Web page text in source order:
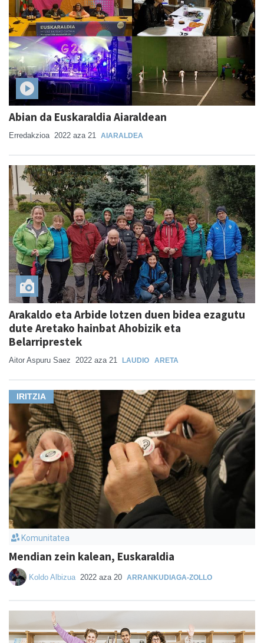
Abian da Euskaraldia Aiaraldean
Erredakzioa 2022 aza 21 AIARALDEA
Arakaldo eta Arbide lotzen duen bidea ezagutu
dute Aretako hainbat Ahobizik eta
Belarriprestek
Aitor Aspuru Saez 2022 aza 21 LAUDIO ARETA
IRITZIA
Komunitatea
Mendian zein kalean, Euskaraldia
Koldo Albizua 2022 aza 20 ARRANKUDIAGA-ZOLLO